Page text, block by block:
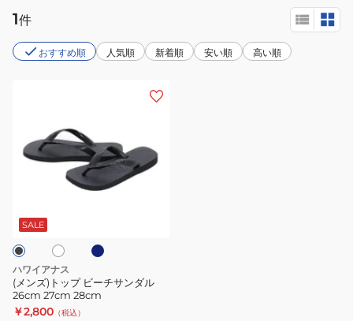
1件
おすすめ順 人気順 新着順 安い順 高い順
ト
ー
チ
サ
ン
ダ
ル
SALE
ビ
ハワイアナス
(メンズ)トップ ビーチサンダル
26cm 27cm 28cm
￥2,800 （税込）